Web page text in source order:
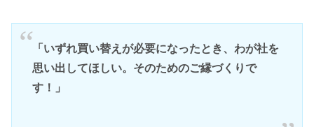
「いずれ買い替えが必要になったとき、わが社を
思い出してほしい。そのためのご縁づくりで
す！」